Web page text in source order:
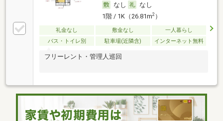
なし
なし
1階 / 1K（26.81m2）
礼金なし 敷金なし
一人暮らし
バス・トイレ別
駐車場(近隣含) インターネット無料
フリーレント・管理人巡回